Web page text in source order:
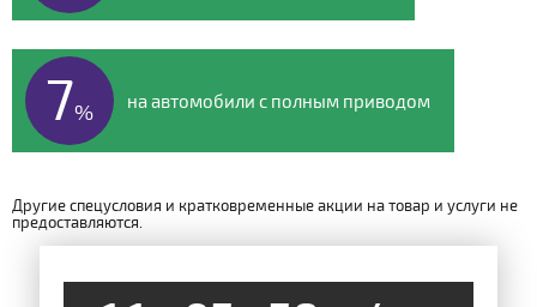
7% на автомобили с полным приводом
Другие спецусловия и кратковременные акции на товар и услуги не
предоставляются.